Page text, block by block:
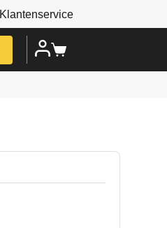
Klantenservice